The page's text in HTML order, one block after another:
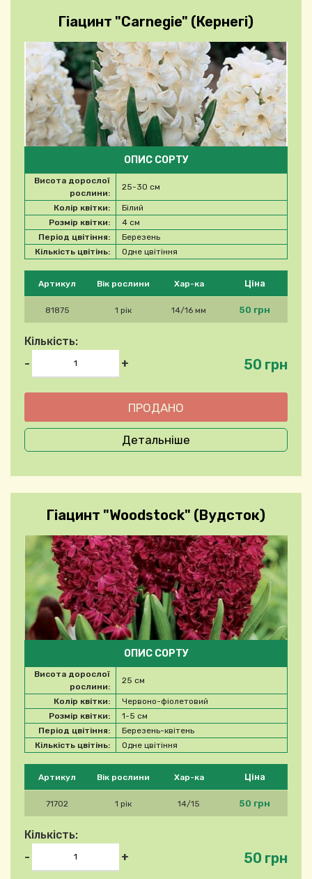
Гіацинт "Carnegie" (Кернегі)
Будь ласка, виберіть продукт
Артикул Вік рослини Хар-ка Ціна
81875 1 рік 14/16 мм 50 грн
Кількість:
-
+ 50 грн
ОПИС СОРТУ
Висота дорослої
рослини:
25-30 см
Колір квітки:
Білий
Розмір квітки:
4 см
Період цвітіння:
Березень
Кількість цвітінь:
Одне цвітіння
Детальніше
Гіацинт "Woodstock" (Вудсток)
Будь ласка, виберіть продукт
Артикул Вік рослини Хар-ка Ціна
71702 1 рік 14/15 50 грн
Кількість:
-
+ 50 грн
ОПИС СОРТУ
Висота дорослої
рослини:
25 см
Колір квітки:
Червоно-фіолетовий
Розмір квітки:
1-5 см
Період цвітіння:
Березень-квітень
Кількість цвітінь:
Одне цвітіння